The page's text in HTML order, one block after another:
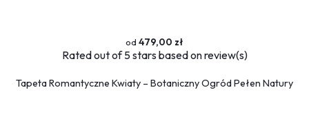
479,00 zł
Ratedout of 5 stars based onreview(s)
Tapeta Romantyczne Kwiaty – Botaniczny Ogród Pełen Natury